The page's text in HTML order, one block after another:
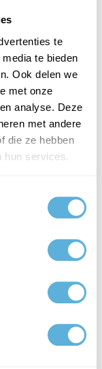
te
te bieden
Ook delen we
met onze
analyse. Deze
met andere
die ze hebben
hun services.
EN KLEUR
met gl..
4